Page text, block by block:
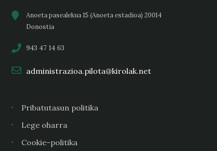
Anoeta pasealekua 15 (Anoeta estadioa) 20014
Donostia
943 47 14 63
administrazioa.pilota@kirolak.net
Pribatutasun politika
Lege oharra
Cookie-politika